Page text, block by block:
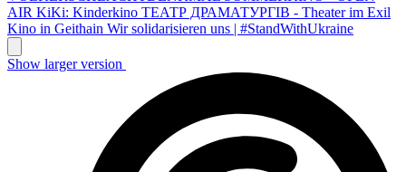
AIR KiKi: Kinderkino ТЕАТР ДРАМАТУРГІВ - Theater im Exil
Kino in Geithain Wir solidarisieren uns | #StandWithUkraine
Show larger version